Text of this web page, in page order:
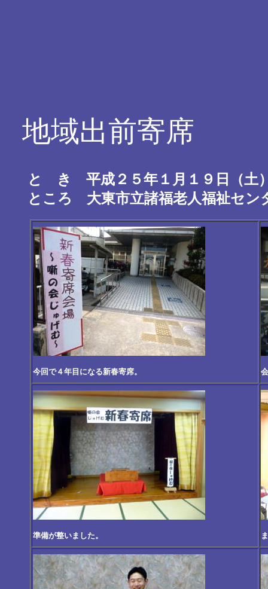
今回で４年目になる新春寄席。
準備が整いました。
と き 平成２５年１月１９日（土
ところ 大東市立諸福老人福祉セ
地域出前寄席